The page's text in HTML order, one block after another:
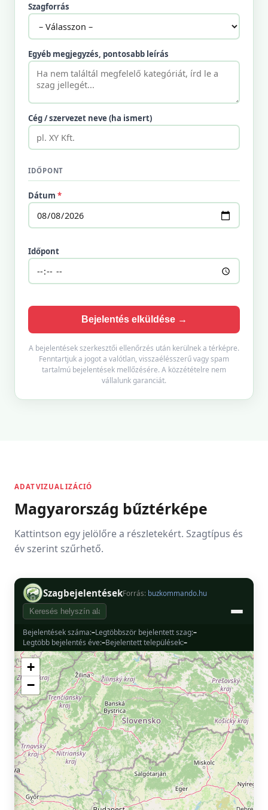
Szagforrás
Egyéb megjegyzés, pontosabb leírás
Cég / szervezet neve (ha ismert)
IDŐPONT
Dátum *
Időpont
Bejelentés elküldése →
A bejelentések szerkesztői ellenőrzés után kerülnek a térképre.
Fenntartjuk a jogot a valótlan, visszaélésszerű vagy spam
tartalmú bejelentések mellőzésére. A közzétételre nem
vállalunk garanciát.
ADATVIZUALIZÁCIÓ
Magyarország bűztérképe
Kattintson egy jelölőre a részletekért. Szagtípus és
év szerint szűrhető.